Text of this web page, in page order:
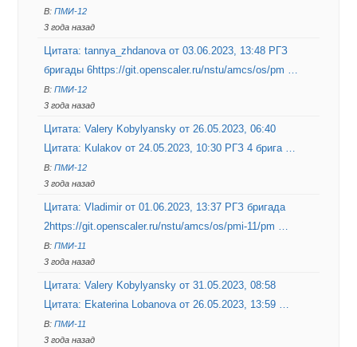
В:ПМИ-12
3 года назад
Цитата: tannya_zhdanova от 03.06.2023, 13:48 РГЗ
бригады 6https://git.openscaler.ru/nstu/amcs/os/pm …
В:ПМИ-12
3 года назад
Цитата: Valery Kobylyansky от 26.05.2023, 06:40
Цитата: Kulakov от 24.05.2023, 10:30 РГЗ 4 брига …
В:ПМИ-12
3 года назад
Цитата: Vladimir от 01.06.2023, 13:37 РГЗ бригада
2https://git.openscaler.ru/nstu/amcs/os/pmi-11/pm …
В:ПМИ-11
3 года назад
Цитата: Valery Kobylyansky от 31.05.2023, 08:58
Цитата: Ekaterina Lobanova от 26.05.2023, 13:59 …
В:ПМИ-11
3 года назад